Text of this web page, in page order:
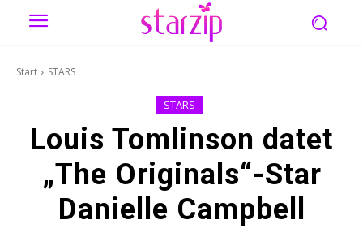
Start STARS
STARS
Louis Tomlinson datet
„The Originals“-Star
Danielle Campbell